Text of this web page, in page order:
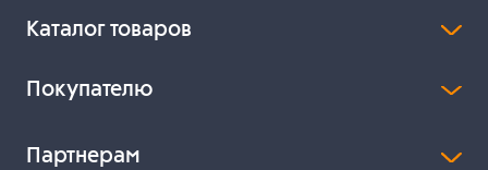
Каталог товаров
Покупателю
Партнерам